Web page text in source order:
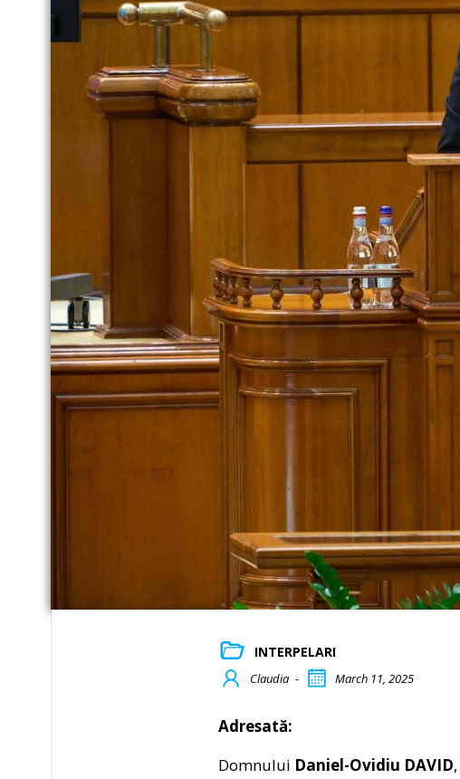
INTERPELARI
Claudia - March 11, 2025
Adresată:
Domnului Daniel-Ovidiu DAVID